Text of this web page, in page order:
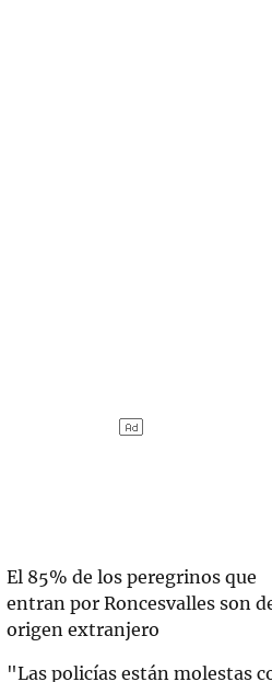
El 85% de los peregrinos que
entran por Roncesvalles son
origen extranjero
"Las policías están molestas